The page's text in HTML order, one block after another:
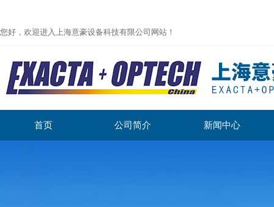
您好，欢迎进入上海意豪设备科技有限公司网站！
首页 公司简介 新闻中心